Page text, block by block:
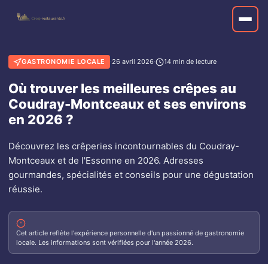
GASTRONOMIE LOCALE ·26 avril 2026· 14 min de lecture
Où trouver les meilleures crêpes au
Coudray-Montceaux et ses environs
en 2026 ?
Découvrez les crêperies incontournables du Coudray-
Montceaux et de l'Essonne en 2026. Adresses
gourmandes, spécialités et conseils pour une dégustation
réussie.
Cet article reflète l'expérience personnelle d'un passionné de gastronomie
locale. Les informations sont vérifiées pour l'année 2026.